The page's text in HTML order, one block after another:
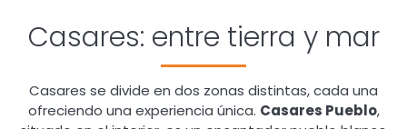
Casares: entre tierra y mar
Casares se divide en dos zonas distintas, cada una
ofreciendo una experiencia única. Casares Pueblo,